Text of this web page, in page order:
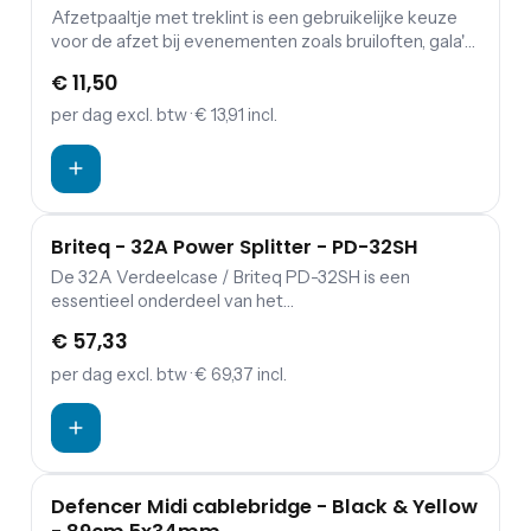
Afzetpaaltje met treklint is een gebruikelijke keuze
voor de afzet bij evenementen zoals bruiloften, gala's,
en in beperkte mate buiten worden gebruikt omdat
hij is gemaakt van roestvrij staal. De paal is voorzien
zwaarder weer recht blijft staan.
€ 11,50
per dag excl. btw· € 13,91 incl.
Briteq - 32A Power Splitter - PD-32SH
De 32A Verdeelcase / Briteq PD-32SH is een
essentieel onderdeel van het
hoogwaardige verdeeloplossing die speciaal is
ontworpen om stroom veilig en betrouwbaar te
voor gebruik in diverse toepassingen, zoals
concerten, festivals, beurzen en andere
evenementen waarbij meerdere apparaten van
Verdeelcase / Briteq PD-32SH van Festum Event
€ 57,33
per dag excl. btw· € 69,37 incl.
Defencer Midi cablebridge - Black & Yellow